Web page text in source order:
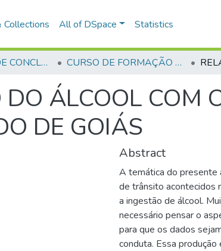
Collections All of DSpace Statistics
TRABALHOS DE CONCLUSÃO DE CURSO - CFP (CURSO DE FORMAÇÃO DE PRAÇAS) CURSO DE FORMAÇÃO DE PRAÇAS - CFP - 2018
DO ÁLCOOL COM
DE GOIÁS
Abstract
A temática do presente
de trânsito acontecidos
a ingestão de álcool.
necessário pensar o
para que os dados
conduta. Essa